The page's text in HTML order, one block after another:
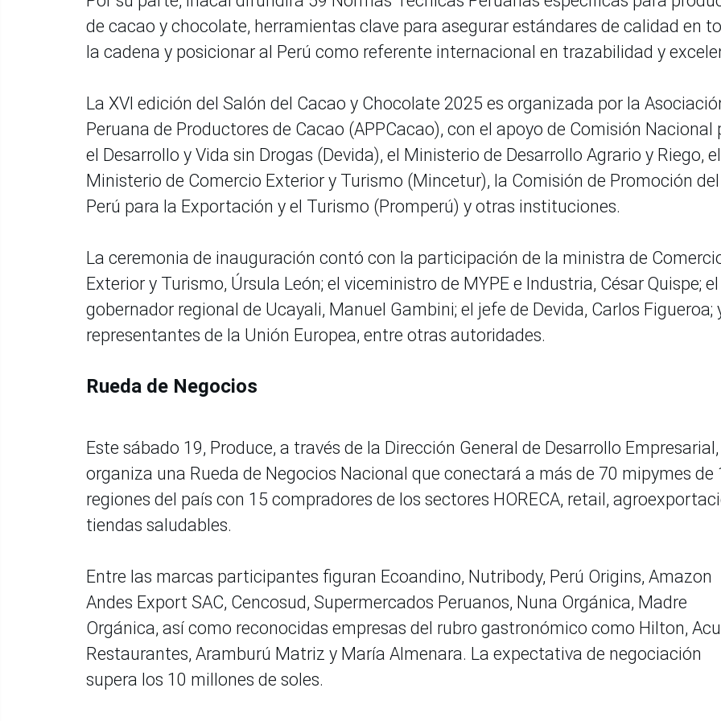
de cacao y chocolate, herramientas clave para asegurar estándares de calidad en
la cadena y posicionar al Perú como referente internacional en trazabilidad y
La XVI edición del Salón del Cacao y Chocolate 2025 es organizada por la
Peruana de Productores de Cacao (APPCacao), con el apoyo de Comisión Nacional
el Desarrollo y Vida sin Drogas (Devida), el Ministerio de Desarrollo Agrario y Riego, el
Ministerio de Comercio Exterior y Turismo (Mincetur), la Comisión de Promoción del
Perú para la Exportación y el Turismo (Promperú) y otras instituciones.
La ceremonia de inauguración contó con la participación de la ministra de
Exterior y Turismo, Úrsula León; el viceministro de MYPE e Industria, César Quispe; el
gobernador regional de Ucayali, Manuel Gambini; el jefe de Devida, Carlos Figueroa;
representantes de la Unión Europea, entre otras autoridades.
Rueda de Negocios
Este sábado 19, Produce, a través de la Dirección General de Desarrollo Empresarial,
organiza una Rueda de Negocios Nacional que conectará a más de 70 mipymes de
regiones del país con 15 compradores de los sectores HORECA, retail,
tiendas saludables.
Entre las marcas participantes figuran Ecoandino, Nutribody, Perú Origins, Amazon
Andes Export SAC, Cencosud, Supermercados Peruanos, Nuna Orgánica, Madre
Orgánica, así como reconocidas empresas del rubro gastronómico como Hilton,
Restaurantes, Aramburú Matriz y María Almenara. La expectativa de negociación
supera los 10 millones de soles.